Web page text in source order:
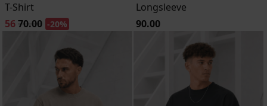
T-Shirt
5670.00 -20%
Longsleeve
90.00